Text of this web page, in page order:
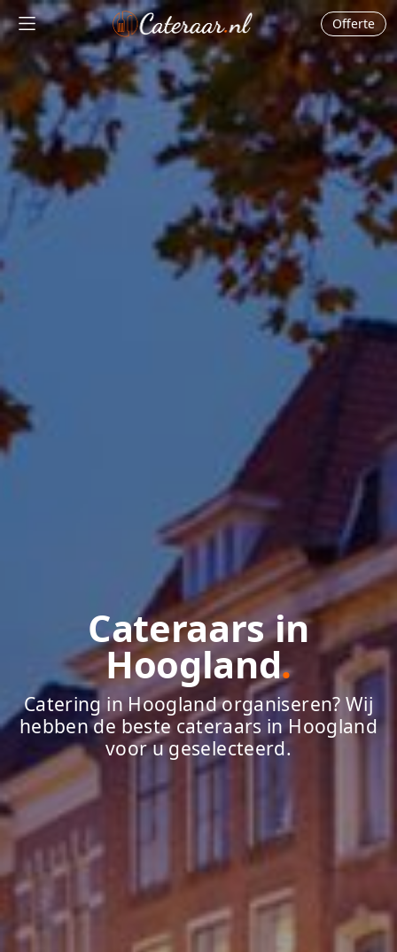
Offerte
Cateraars in
Hoogland.
Catering in Hoogland organiseren? Wij
hebben de beste cateraars in Hoogland
voor u geselecteerd.